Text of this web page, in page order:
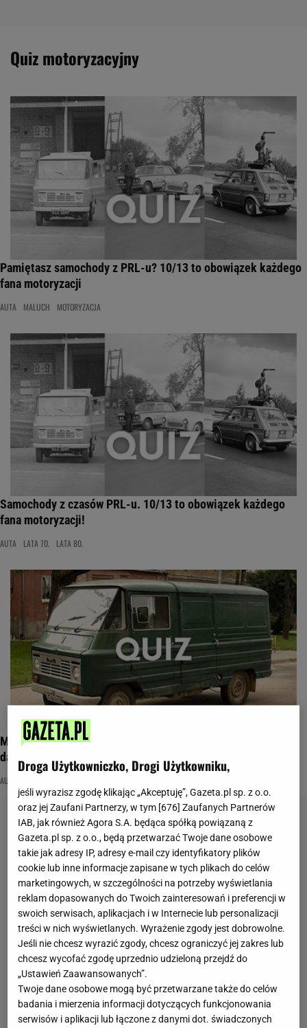
quiz motoryzacyjny
Pamiętasz samochody z PRL-u? 10/13 to obowiązek każdego
fana motoryzacji
AUTA MALUCH MOTORYZACJA
Samochody z czasów PRL-u. 10/13 to obowiązek każdego
fana motoryzacji!
AUTA LATA 70. LATA 80.
Motoryzacyjny świat PRL-u. Quiz sprawdzi, czy pamiętasz
dawne auta
AUTA
Droga Użytkowniczko, Drogi Użytkowniku,
jeśli wyrazisz zgodę klikając „Akceptuję”, Gazeta.pl sp. z o.o.
oraz jej Zaufani Partnerzy, w tym [ 676 ] Zaufanych Partnerów
IAB, jak również Agora S.A. będąca spółką powiązaną z
Gazeta.pl sp. z o.o., będą przetwarzać Twoje dane osobowe
takie jak adresy IP, adresy e-mail czy identyfikatory plików
cookie lub inne informacje zapisane w tych plikach do celów
marketingowych, w szczególności na potrzeby wyświetlania
reklam dopasowanych do Twoich zainteresowań i preferencji w
swoich serwisach, aplikacjach i w Internecie lub personalizacji
treści w nich wyświetlanych. Wyrażenie zgody jest dobrowolne.
Jeśli nie chcesz wyrazić zgody, chcesz ograniczyć jej zakres lub
chcesz wycofać zgodę uprzednio udzieloną przejdź do
„Ustawień Zaawansowanych”.
Twoje dane osobowe mogą być przetwarzane także do celów
badania i mierzenia informacji dotyczących funkcjonowania
serwisów i aplikacji lub łączone z danymi dot. świadczonych